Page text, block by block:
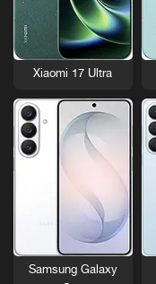
Xiaomi 17 Ultra
Samsung Galaxy